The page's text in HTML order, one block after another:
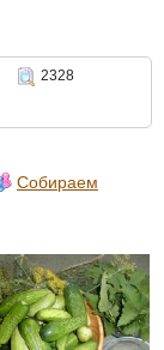
2328
Собираем